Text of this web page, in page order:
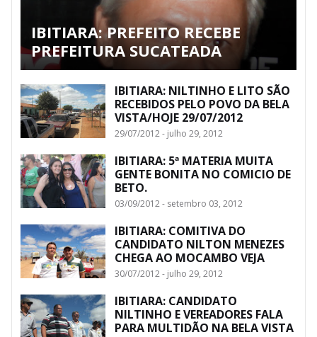
IBITIARA: PREFEITO RECEBE
PREFEITURA SUCATEADA
IBITIARA: NILTINHO E LITO SÃO
RECEBIDOS PELO POVO DA BELA
VISTA/HOJE 29/07/2012
29/07/2012 - julho 29, 2012
IBITIARA: 5ª MATERIA MUITA
GENTE BONITA NO COMICIO DE
BETO.
03/09/2012 - setembro 03, 2012
IBITIARA: COMITIVA DO
CANDIDATO NILTON MENEZES
CHEGA AO MOCAMBO VEJA
30/07/2012 - julho 29, 2012
IBITIARA: CANDIDATO
NILTINHO E VEREADORES FALA
PARA MULTIDÃO NA BELA VISTA